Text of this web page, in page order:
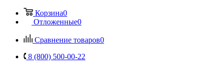
Корзина0
Отложенные0
Сравнение товаров0
8 (800) 500-00-22